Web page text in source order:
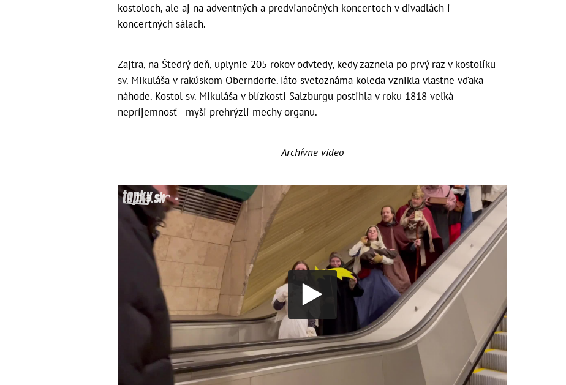
kostoloch, ale aj na adventných a predvianočných koncertoch v divadlách i
koncertných sálach.
Zajtra, na Štedrý deň, uplynie 205 rokov odvtedy, kedy zaznela po prvý raz v kostolíku
sv. Mikuláša v rakúskom Oberndorfe.Táto svetoznáma koleda vznikla vlastne vďaka
náhode. Kostol sv. Mikuláša v blízkosti Salzburgu postihla v roku 1818 veľká
nepríjemnosť - myši prehrýzli mechy organu.
Archívne video